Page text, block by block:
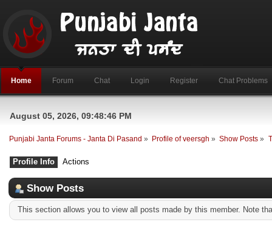
Home Forum Chat Login Register Chat Problems
August 05, 2026, 09:48:46 PM
Punjabi Janta Forums - Janta Di Pasand » Profile of veersgh » Show Posts »
Profile Info Actions
Show Posts
This section allows you to view all posts made by this member. Note